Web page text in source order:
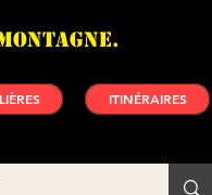
ITINÉRAIRES